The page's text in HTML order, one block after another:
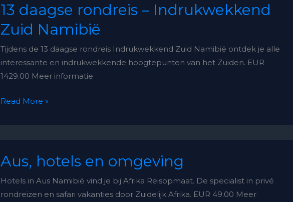
13 daagse rondreis – Indrukwekkend
Zuid Namibië
Tijdens de 13 daagse rondreis Indrukwekkend Zuid Namibië ontdek je alle
interessante en indrukwekkende hoogtepunten van het Zuiden. EUR
1429.00 Meer informatie
daagse
rondreis
–
Indrukwekkend
Zuid
Namibië
Read More »
Aus, hotels en omgeving
Hotels in Aus Namibië vind je bij Afrika Reisopmaat. De specialist in privé
rondreizen en safari vakanties door Zuidelijk Afrika. EUR 49.00 Meer
hotels
omgeving